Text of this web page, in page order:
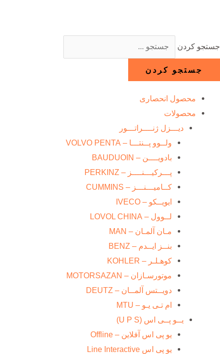
جستجو کردن
جستجو کردن
محصول انحصاری
محصولات
دیـــزل ژنــــراتـــور
ولــوو پــنتـــا – VOLVO PENTA
بادویــــن – BAUDUOIN
پـــرکیـــنــــز – PERKINZ
کــامیـــنـــز – CUMMINS
ایویــکو – IVECO
لــوول – LOVOL CHINA
مـان آلمـان – MAN
بنــز ایــدم – BENZ
کوهـلـر – KOHLER
موتورسـازان – MOTORSAZAN
دویــتس آلمــان – DEUTZ
ام تـی یـو – MTU
یــو پــی اس (U P S)
یو پی اس آفلاین – Offline
یو پی اس Line Interactive